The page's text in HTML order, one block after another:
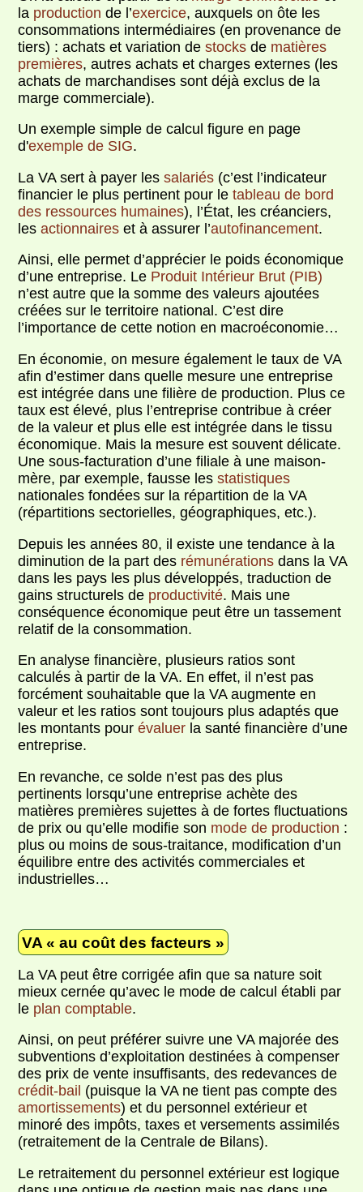
la production de l’exercice, auxquels on ôte les
consommations intermédiaires (en provenance de
tiers) : achats et variation destocks de matières
premières, autres achats et charges externes (les
achats de marchandises sont déjà exclus de la
marge commerciale).
Un exemple simple de calcul figure en page
d'exemple de SIG.
La VA sert à payer lessalariés (c’est l’indicateur
financier le plus pertinent pour letableau de bord
des ressources humaines), l’État, les créanciers,
lesactionnaires et à assurer l’autofinancement.
Ainsi, elle permet d’apprécier le poids économique
d’une entreprise. Le Produit Intérieur Brut (PIB)
n’est autre que la somme des valeurs ajoutées
créées sur le territoire national. C’est dire
l’importance de cette notion en macroéconomie…
En économie, on mesure également le taux de VA
afin d’estimer dans quelle mesure une entreprise
est intégrée dans une filière de production. Plus ce
taux est élevé, plus l’entreprise contribue à créer
de la valeur et plus elle est intégrée dans le tissu
économique. Mais la mesure est souvent délicate.
Une sous-facturation d’une filiale à une maison-
mère, par exemple, fausse lesstatistiques
nationales fondées sur la répartition de la VA
(répartitions sectorielles, géographiques, etc.).
Depuis les années 80, il existe une tendance à la
diminution de la part des rémunérations dans la VA
dans les pays les plus développés, traduction de
gains structurels de productivité. Mais une
conséquence économique peut être un tassement
relatif de la consommation.
En analyse financière, plusieurs ratios sont
calculés à partir de la VA. En effet, il n’est pas
forcément souhaitable que la VA augmente en
valeur et les ratios sont toujours plus adaptés que
les montants pourévaluer la santé financière d’une
entreprise.
En revanche, ce solde n’est pas des plus
pertinents lorsqu’une entreprise achète des
matières premières sujettes à de fortes fluctuations
de prix ou qu’elle modifie son mode de production :
plus ou moins de sous-traitance, modification d’un
équilibre entre des activités commerciales et
industrielles…
VA « au coût des facteurs »
La VA peut être corrigée afin que sa nature soit
mieux cernée qu’avec le mode de calcul établi par
le plan comptable.
Ainsi, on peut préférer suivre une VA majorée des
subventions d’exploitation destinées à compenser
des prix de vente insuffisants, des redevances de
crédit-bail (puisque la VA ne tient pas compte des
amortissements) et du personnel extérieur et
minoré des impôts, taxes et versements assimilés
(retraitement de la Centrale de Bilans).
Le retraitement du personnel extérieur est logique